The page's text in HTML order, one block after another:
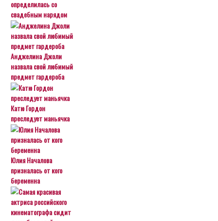
определилась со
свадебным нарядом
Анджелина Джоли
назвала свой любимый
предмет гардероба
Катю Гордон
преследует маньячка
Юлия Началова
призналась от кого
беременна